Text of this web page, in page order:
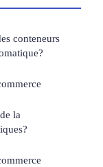
conteneurs
la